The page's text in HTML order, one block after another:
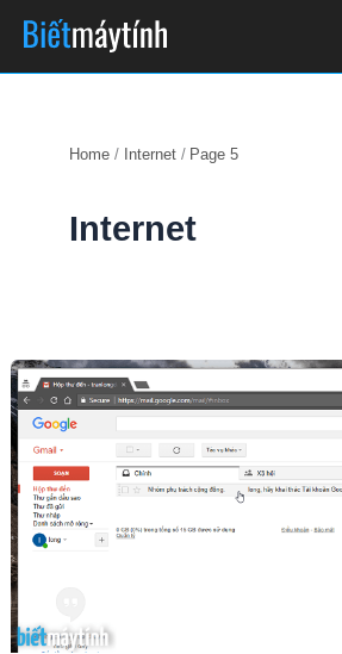
content
Home Internet Page 5
Internet